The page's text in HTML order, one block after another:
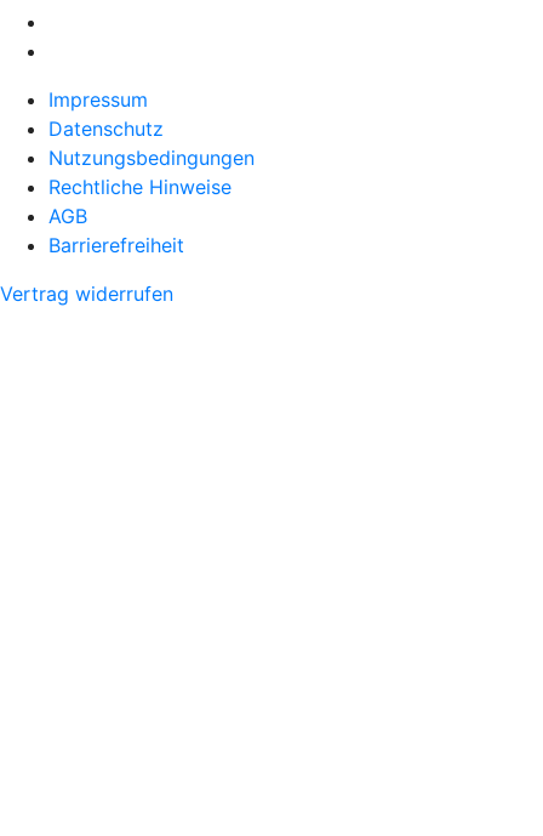
Impressum
Datenschutz
Nutzungsbedingungen
Rechtliche Hinweise
AGB
Barrierefreiheit
Vertrag widerrufen